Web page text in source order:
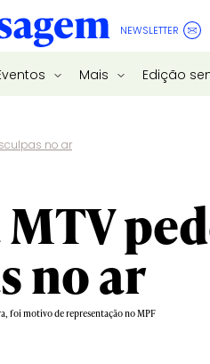
NEWSLETTER
Mais Edição
no ar
no ar
foi motivo de representação no MPF